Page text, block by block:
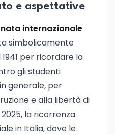
e aspettative
internazionale
simbolicamente
per ricordare la
gli studenti
generale, per
e alla libertà di
la ricorrenza
in Italia, dove le